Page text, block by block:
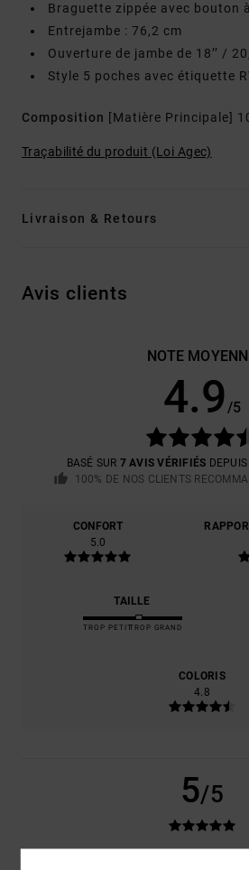
Braguette zippée avec bouton
Entrejambe : 76,2 cm
Ouverture de jambe de 18’’ /
Style 5 poches avec étiquette
Composition [Matière Principale]
Traçabilité du produit (Loi Agec)
Livraison & Retours
Avis clients
NOTE
4.9/5
BASÉ SUR 7 AVIS VÉRIFIÉS
100% DE NOS CLIENTS
CONFORT
5.0
TAILLE
TROP PETITTROP GRAND
COLORIS
4.8
5/5